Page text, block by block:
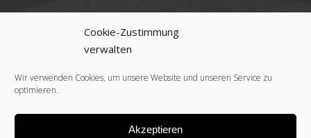
Cookie-Zustimmung
verwalten
Wir verwenden Cookies, um unsere Website und unseren Service zu
optimieren.
Akzeptieren
AGB (B2B)
COOKIE-RICHTLINIE (EU)